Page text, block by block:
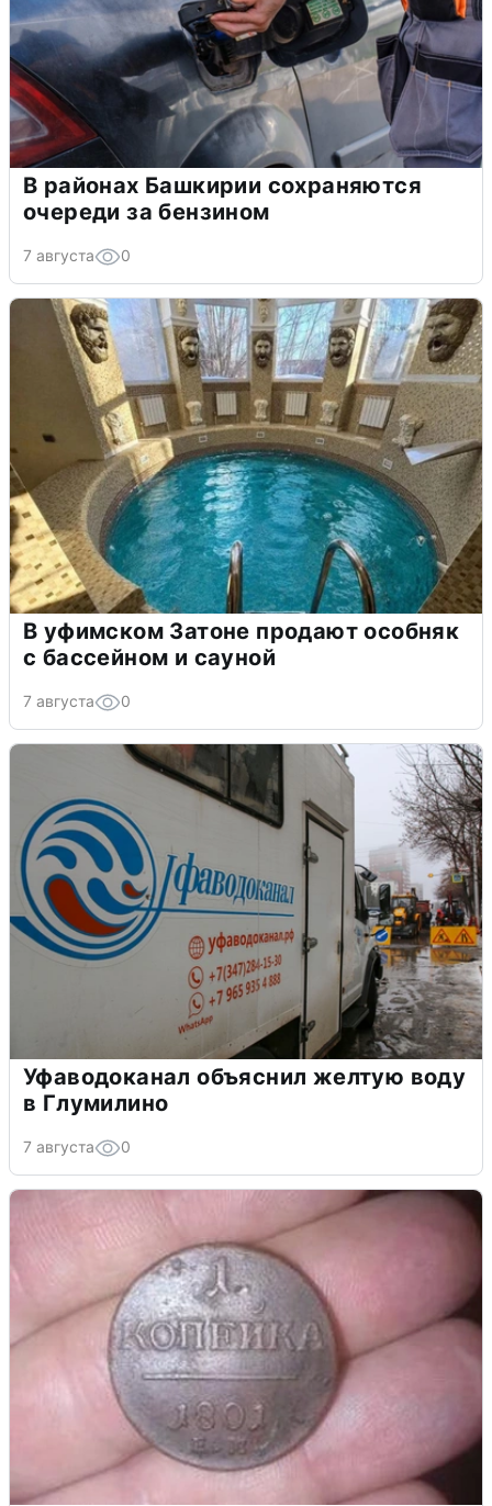
В районах Башкирии сохраняются
очереди за бензином
7 августа 0
В уфимском Затоне продают особняк
с бассейном и сауной
7 августа 0
Уфаводоканал объяснил желтую воду
в Глумилино
7 августа 0